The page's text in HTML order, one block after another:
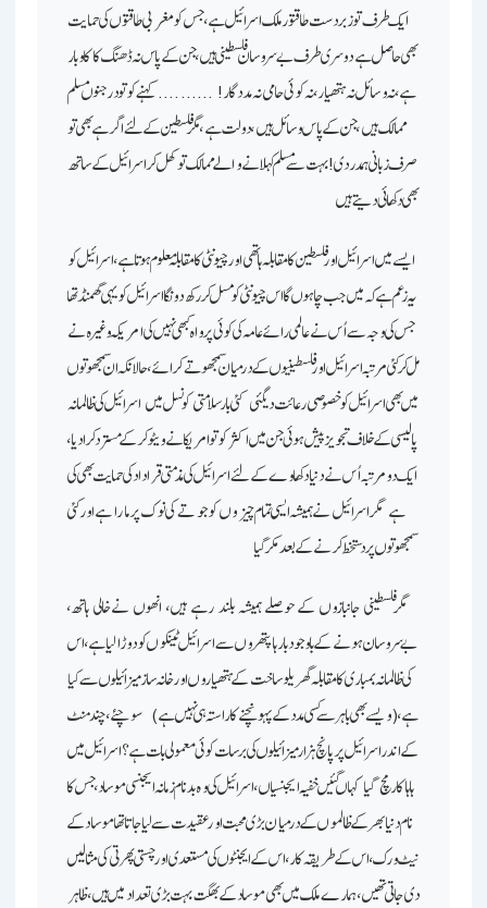
ایک طرف تو زبردست طاقتور ملک اسرائیل ہے، جس کو مغربی طاقتوں کی حمایت
بھی حاصل ہے ـ دوسری طرف بے سروسان فلسطینی ہیں، جن کے پاس نہ ڈھنگ کا کاوبار
ہے، نہ وسائل نہ ہتھیار، نہ کوئی حامی نہ مدد گار! ………. کہنے کو تو درجنوں مسلم
ممالک ہیں، جن کے پاس وسائل ہیں، دولت ہے، مگر فلسطین کے لئے اگر ہے بھی تو
صرف زبانی ہمدردی! بہت سے مسلم کہلانے والے ممالک تو کھل کر اسرائیل کے ساتھ
بھی دکھائی دیتے ہیں ـ
ایسے میں اسرائیل اور فلسطین کا مقابلہ ہاتھی اور چیونٹی کا مقابلہ معلوم ہوتا ہے، اسرائیل کو
یہ زعم ہے کہ میں جب چاہوں گا اس چیونٹی کو مسل کر رکھ دونگا ـ اسرائیل کو یہی گھمنڈ تھا
جس کی وجہ سے اُس نے عالمی رائے عامہ کی کوئی پرواہ کبھی نہیں کی ـ امریکہ وغیرہ نے
مل کر کئی مرتبہ اسرائیل اور فلسطینیوں کے درمیان سمجھوتے کرائے، حالانکہ ان سمجھوتوں
میں بھی اسرائیل کو خصوصی رعائت دیگئی ـ کئی بار سلامتی کونسل میں اسرائیل کی ظالمانہ
پالیسی کے خلاف تجویز پیش ہوئی جن میں اکثر کو تو امریکا نے ویٹو کرکے مسترد کرادیا،
ایک دومرتبہ اُس نے دنیا دکھاوے کے لئے اسرائیل کی مذمتی قراداد کی حمایت بھی کی
ہے ـ مگر اسرائیل نے ہمیشہ ایسی تمام چیزوں کو جوتے کی نوک پر مارا ہے اورکئی
سمجھوتوں پر دستخط کرنے کے بعد مکر گیاـ
مگر فلسطینی جانبازوں کے حوصلے ہمیشہ بلند رہے ہیں، انھوں نےخالی ہاتھ،
بےسروسان ہونے کے باوجود بارہا پتھروں سے اسرائیل ٹینکوں کو دوڑا لیا ہے، اس
کی ظالمانہ بمباری کا مقابلہ گھریلو ساخت کے ہتھیاروں اور خانہ ساز میزائیلوں سے کیا
ہے، (ویسے بھی باہر سے کسی مدد کے پہونچنے کا راستہ ہی نہیں ہے) سوچئے ، چند منٹ
کے اندر اسرائیل پر پانچ ہزار میزائیلوں کی برسات کوئی معمولی بات ہے ؟ اسرائیل میں
ہاہا کار مچ گیاـ کہاں گئیں خفیہ ایجنسیاں، اسرائیل کی وہ بدنام زمانہ ایجنسی موساد، جس کا
نام دنیا بھر کے ظالموں کے درمیان بڑی محبت اور عقیدت سے لیا جاتا تھا ـ موساد کے
نیٹ ورک، اس کے طریقہ کار، اس کے ایجنٹوں کی مستعدی اور چستی پھرتی کی مثالیں
دی جاتی تھیں، ہمارے ملک میں بھی موساد کے بھگت بہت بڑی تعداد میں ہیں، ظاہر